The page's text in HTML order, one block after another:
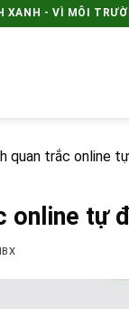
XANH - VÌ MÔI
quan trắc online
online tự